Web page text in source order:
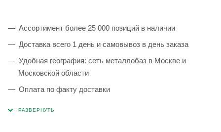
Ассортимент более 25 000 позиций в наличии
Доставка всего 1 день и самовывоз в день заказа
Удобная география: сеть металлобаз в Москве и
Московской области
Оплата по факту доставки